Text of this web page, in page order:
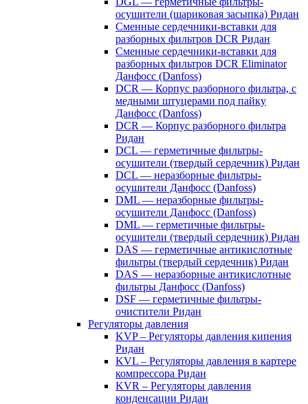
осушители (шариковая засыпка) Ридан
Сменные сердечники-вставки для
разборных фильтров DCR Ридан
Сменные сердечники-вставки для
разборных фильтров DCR Eliminator
Данфосс (Danfoss)
DCR — Корпус разборного фильтра, с
медными штуцерами под пайку
Данфосс (Danfoss)
DCR — Корпус разборного фильтра
Ридан
DCL — герметичные фильтры-
осушители (твердый сердечник) Ридан
DCL — неразборные фильтры-
осушители Данфосс (Danfoss)
DML — неразборные фильтры-
осушители Данфосс (Danfoss)
DML — герметичные фильтры-
осушители (твердый сердечник) Ридан
DAS — герметичные антикислотные
фильтры (твердый сердечник) Ридан
DAS — неразборные антикислотные
фильтры Данфосс (Danfoss)
DSF — герметичные фильтры-
очистители Ридан
Регуляторы давления
KVP – Регуляторы давления кипения
Ридан
KVL – Регуляторы давления в картере
компрессора Ридан
KVR – Регуляторы давления
конденсации Ридан